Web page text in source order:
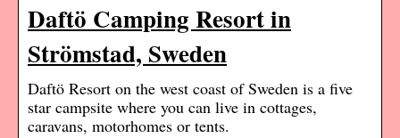
Daftö Camping Resort in
Strömstad, Sweden
Daftö Resort on the west coast of Sweden is a five
star campsite where you can live in cottages,
caravans, motorhomes or tents.